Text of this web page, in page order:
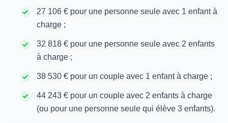
27 106 € pour une personne seule avec 1 enfant à
charge ;
32 818 € pour une personne seule avec 2 enfants
à charge ;
38 530 € pour un couple avec 1 enfant à charge ;
44 243 € pour un couple avec 2 enfants à charge
(ou pour une personne seule qui élève 3 enfants).